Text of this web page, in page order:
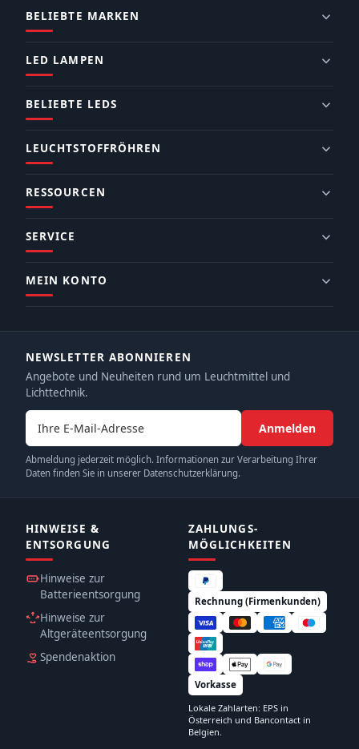
BELIEBTE MARKEN
LED LAMPEN
BELIEBTE LEDS
LEUCHTSTOFFRÖHREN
RESSOURCEN
SERVICE
MEIN KONTO
NEWSLETTER ABONNIEREN
Angebote und Neuheiten rund um Leuchtmittel und
Lichttechnik.
E-Mail-Adresse
Anmelden
Abmeldung jederzeit möglich. Informationen zur Verarbeitung Ihrer
Daten finden Sie in unserer Datenschutzerklärung.
HINWEISE &
ENTSORGUNG
Hinweise zur
Batterieentsorgung
Hinweise zur
Altgeräteentsorgung
Spendenaktion
ZAHLUNGS­
MÖGLICHKEITEN
Rechnung (Firmenkunden)
Vorkasse
Lokale Zahlarten: EPS in
Österreich und Bancontact in
Belgien.